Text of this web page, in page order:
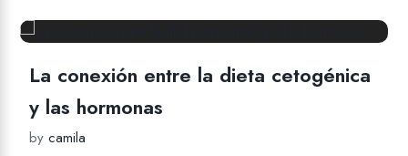
La conexión entre la dieta cetogénica
y las hormonas
bycamila